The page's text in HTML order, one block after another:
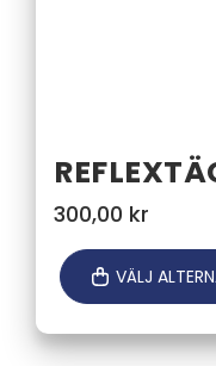
300,00 kr
VÄLJ